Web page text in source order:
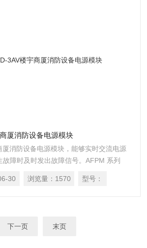
厦消防设备电源模块
厦消防设备电源模块，能够实时交流电源
故障时及时发出故障信号。AFPM 系列
30 浏览量： 1570 型号：
下一页 末页